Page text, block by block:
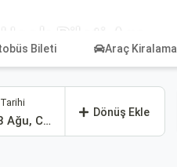
Bileti Ara
Bileti Araç Kiralama
08 Ağu, Cmt
Dönüş Ekle